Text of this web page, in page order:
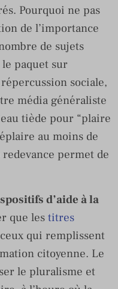
Pourquoi ne pas
de l’importance
de sujets
paquet sur
sociale,
média généraliste
tiède pour “plaire
au moins de
permet de
d’aide à la
que les titres
qui remplissent
citoyenne. Le
le pluralisme et